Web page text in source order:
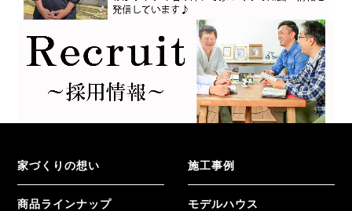
家づくりの想い 施工事例
商品ラインナップ モデルハウス